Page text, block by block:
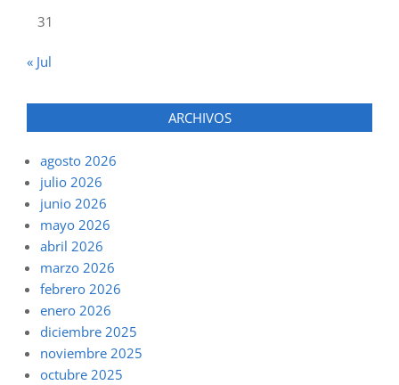
31
« Jul
ARCHIVOS
agosto 2026
julio 2026
junio 2026
mayo 2026
abril 2026
marzo 2026
febrero 2026
enero 2026
diciembre 2025
noviembre 2025
octubre 2025